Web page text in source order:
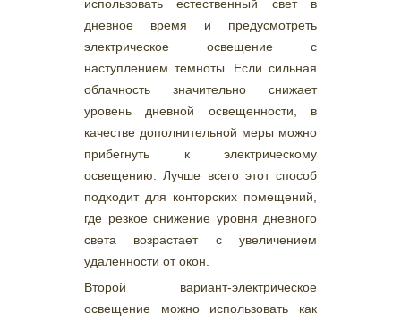
использовать естественный свет в
дневное время и предусмотреть
электрическое освещение с
наступлением темноты. Если сильная
облачность значительно снижает
уровень дневной освещенности, в
качестве дополнительной меры можно
прибегнуть к электрическому
освещению. Лучше всего этот способ
подходит для конторских помещений,
где резкое снижение уровня дневного
света возрастает с увеличением
удаленности от окон.
Второй вариант-электрическое
освещение можно использовать как